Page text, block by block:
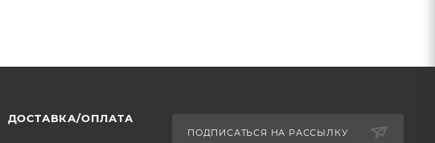
ДОСТАВКА/ОПЛАТА
ПОДПИСАТЬСЯ НА РАССЫЛКУ